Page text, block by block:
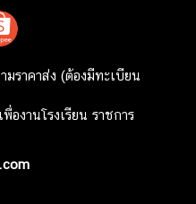
มราคาส่ง (ต้องมีทะเบียน
องานโรงเรียน ราชการ